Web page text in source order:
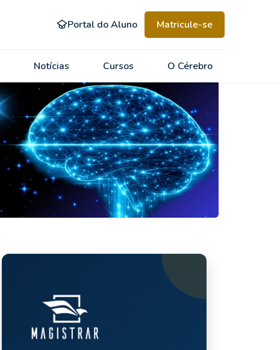
Portal do Aluno Matricule-se
Notícias Cursos O Cérebro